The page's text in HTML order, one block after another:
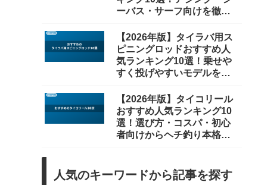
ーバス・サーフ向けを徹底
【2026年版】タイラバ用ス
ピニングロッドおすすめ人
気ランキング10選！乗せや
すく投げやすいモデルを厳
【2026年版】タイコリール
おすすめ人気ランキング10
選！選び方・コスパ・初心
者向けからヘチ釣り本格派
人気のキーワードから記事を探す